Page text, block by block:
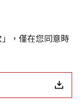
，僅在您同意時